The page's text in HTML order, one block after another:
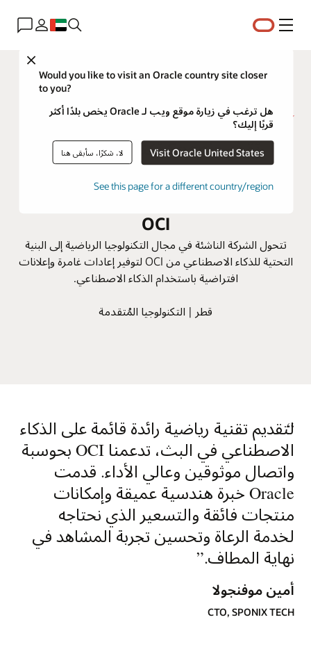
القائمة
Close
Would you like to visit an Oracle country site closer
to you?
هل ترغب في زيارة موقع ويب لـ Oracle يخص بلدًا أكثر
قربًا إليك؟
Visit Oracle United States لا، شكرًا، سأبقى هنا
See this page for a different country/region
تقدِّم Sponix تكنولوجيا الذكاء
البنية التحتية للذكاء الاصطناعي في
OCI
تتحول الشركة الناشئة في مجال التكنولوجيا الرياضية إلى البنية
التحتية للذكاء الاصطناعي من OCI لتوفير إعادات غامرة وإعلانات
افتراضية باستخدام الذكاء الاصطناعي.
قطر | التكنولوجيا المُتقدمة
“
لتقديم تقنية رياضية رائدة قائمة على الذكاء
الاصطناعي في البث، تدعمنا OCI بحوسبة
واتصال موثوقين وعالي الأداء. قدمت
Oracle خبرة هندسية عميقة وإمكانات
منتجات فائقة والتسعير الذي نحتاجه
لخدمة الرعاة وتحسين تجربة المشاهد في
نهاية المطاف.”
أمين موفنجولا
CTO, SPONIX TECH